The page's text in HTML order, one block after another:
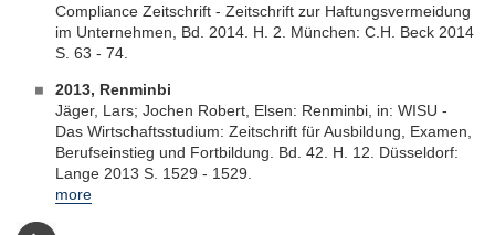
Compliance Zeitschrift - Zeitschrift zur Haftungsvermeidung
im Unternehmen, Bd. 2014. H. 2. München: C.H. Beck 2014
S. 63 - 74.
2013, Renminbi
Jäger, Lars; Jochen Robert, Elsen: Renminbi, in: WISU -
Das Wirtschaftsstudium: Zeitschrift für Ausbildung, Examen,
Berufseinstieg und Fortbildung. Bd. 42. H. 12. Düsseldorf:
Lange 2013 S. 1529 - 1529.
more